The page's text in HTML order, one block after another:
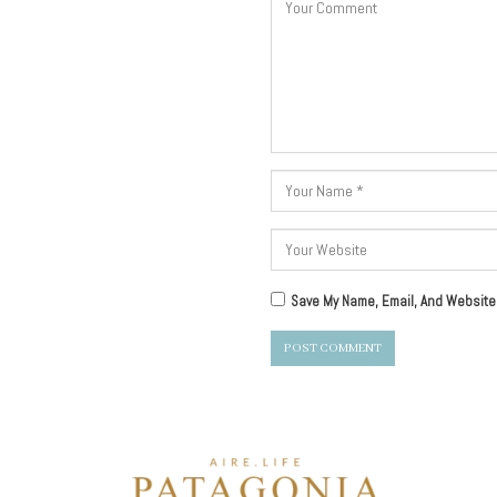
Save My Name, Email, And